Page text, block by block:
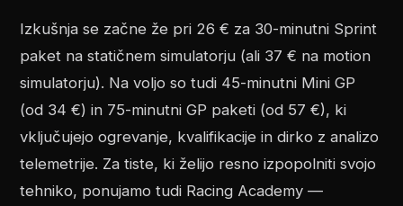
Izkušnja se začne že pri 26 € za 30-minutni Sprint
paket na statičnem simulatorju (ali 37 € na motion
simulatorju). Na voljo so tudi 45-minutni Mini GP
(od 34 €) in 75-minutni GP paketi (od 57 €), ki
vključujejo ogrevanje, kvalifikacije in dirko z analizo
telemetrije. Za tiste, ki želijo resno izpopolniti svojo
tehniko, ponujamo tudi Racing Academy —